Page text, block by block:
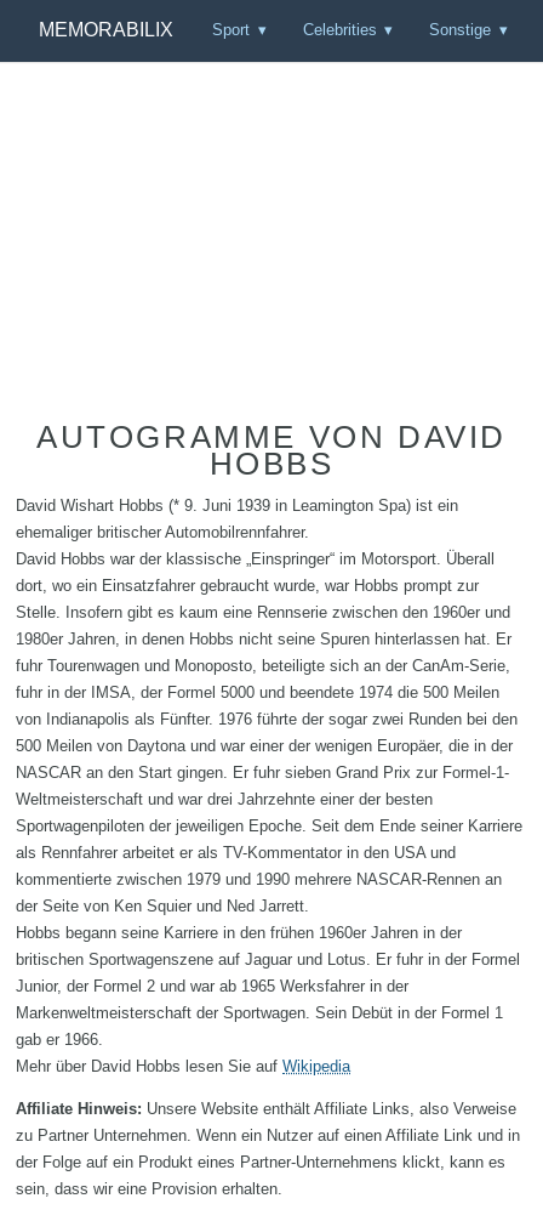
MEMORABILIX Sport Celebrities Sonstige
AUTOGRAMME VON DAVID
HOBBS
David Wishart Hobbs (* 9. Juni 1939 in Leamington Spa) ist ein
ehemaliger britischer Automobilrennfahrer.
David Hobbs war der klassische „Einspringer“ im Motorsport. Überall
dort, wo ein Einsatzfahrer gebraucht wurde, war Hobbs prompt zur
Stelle. Insofern gibt es kaum eine Rennserie zwischen den 1960er und
1980er Jahren, in denen Hobbs nicht seine Spuren hinterlassen hat. Er
fuhr Tourenwagen und Monoposto, beteiligte sich an der CanAm-Serie,
fuhr in der IMSA, der Formel 5000 und beendete 1974 die 500 Meilen
von Indianapolis als Fünfter. 1976 führte der sogar zwei Runden bei den
500 Meilen von Daytona und war einer der wenigen Europäer, die in der
NASCAR an den Start gingen. Er fuhr sieben Grand Prix zur Formel-1-
Weltmeisterschaft und war drei Jahrzehnte einer der besten
Sportwagenpiloten der jeweiligen Epoche. Seit dem Ende seiner Karriere
als Rennfahrer arbeitet er als TV-Kommentator in den USA und
kommentierte zwischen 1979 und 1990 mehrere NASCAR-Rennen an
der Seite von Ken Squier und Ned Jarrett.
Hobbs begann seine Karriere in den frühen 1960er Jahren in der
britischen Sportwagenszene auf Jaguar und Lotus. Er fuhr in der Formel
Junior, der Formel 2 und war ab 1965 Werksfahrer in der
Markenweltmeisterschaft der Sportwagen. Sein Debüt in der Formel 1
gab er 1966.
Mehr über David Hobbs lesen Sie auf Wikipedia
Affiliate Hinweis: Unsere Website enthält Affiliate Links, also Verweise
zu Partner Unternehmen. Wenn ein Nutzer auf einen Affiliate Link und in
der Folge auf ein Produkt eines Partner-Unternehmens klickt, kann es
sein, dass wir eine Provision erhalten.